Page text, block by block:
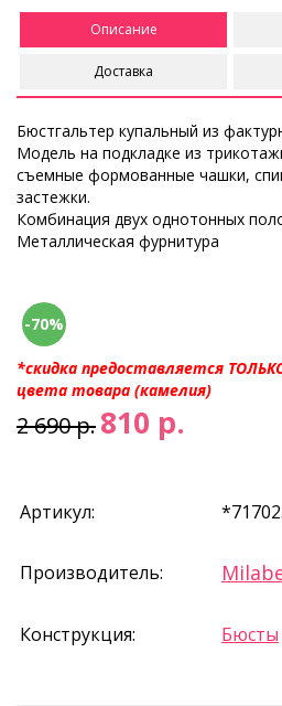
Описание
Доставка
Бюстгальтер купальный из
Модель на подкладке из
съемные формованные чашки,
застежки.
Комбинация двух однотонных
Металлическая фурнитура
-70%
*скидка предоставляется
цвета товара (камелия)
2 690 р.810 р.
Артикул:
Производитель:
Конструкция: Бюсты